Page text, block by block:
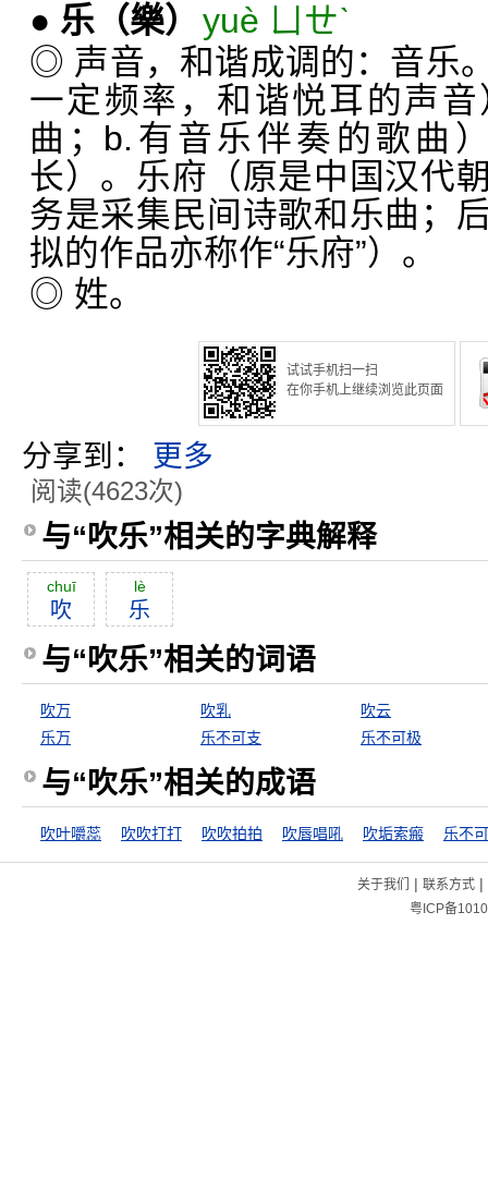
● 乐 （樂） yuè ㄩㄝˋ
◎ 声音，和谐成调的：音乐
一定频率，和谐悦耳的声
曲；b.有音乐伴奏的歌曲
长）。乐府（原是中国汉代
务是采集民间诗歌和乐曲；
拟的作品亦称作“乐府”）。
◎ 姓。
试试手机扫一扫
在你手机上继续浏览此页面
分享到： 更多
阅读(4623次)
与“吹乐”相关的字典解释
chuī
吹
lè
乐
与“吹乐”相关的词语
吹万 吹乳
吹云
乐万
乐不可支 乐不可极
与“吹乐”相关的成语
吹叶嚼蕊 吹吹打打 吹吹拍拍 吹唇唱吼 吹垢索瘢 乐不
关于我们 | 联系方式|
粤ICP备